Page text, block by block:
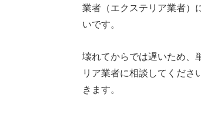
業者（エクステリア業者）
いです。
壊れてからでは遅いため、
リア業者に相談してくださ
きます。